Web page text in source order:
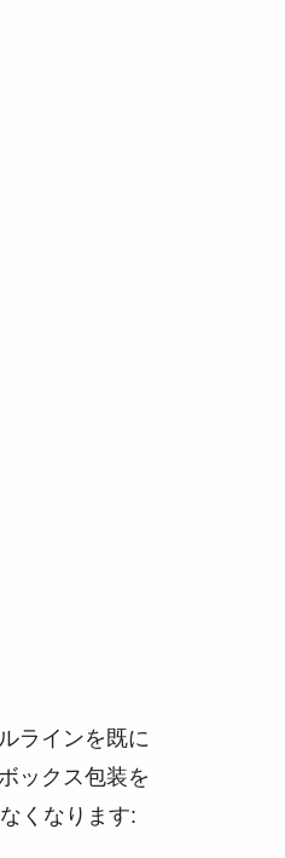
ラインを既に
ックス包装を
くなります: